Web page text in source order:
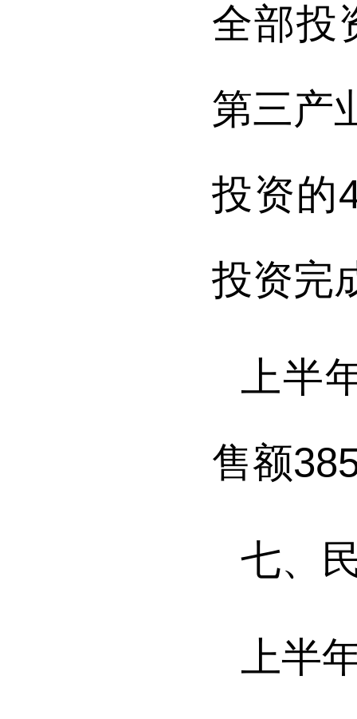
全部投
第三产
投资的
投资完
上半
售额
七、
上半